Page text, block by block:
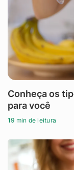
Conheça os
para você
19 min de leitura